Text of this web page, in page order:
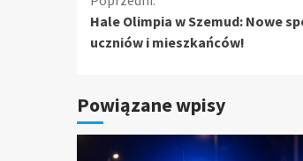
czytanie
Hale Olimpia w Szemud: Nowe
uczniów i mieszkańców!
Powiązane wpisy